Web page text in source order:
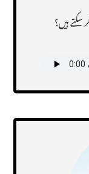
ہیں؟